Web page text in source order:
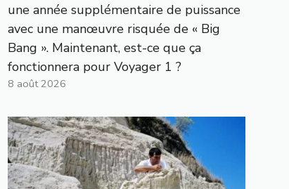
une année supplémentaire de puissance
avec une manœuvre risquée de « Big
Bang ». Maintenant, est-ce que ça
fonctionnera pour Voyager 1 ?
8 août 2026